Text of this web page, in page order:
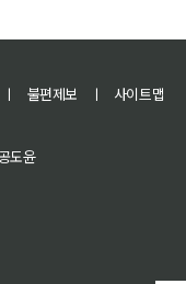
ㅣ 불편제보 ㅣ
사이트맵
도윤